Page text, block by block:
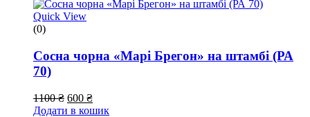
Quick View
(0)
Сосна чорна «Марі Брегон» на штамбі (РА
70)
1100₴ 600 ₴
Додати в кошик